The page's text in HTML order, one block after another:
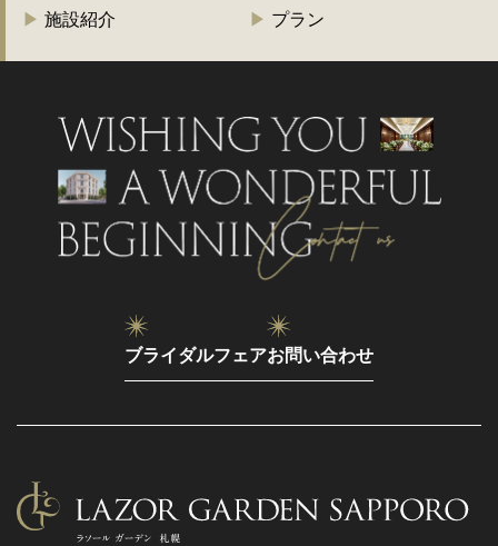
施設紹介 プラン
ブライダルフェアお問い合わせ